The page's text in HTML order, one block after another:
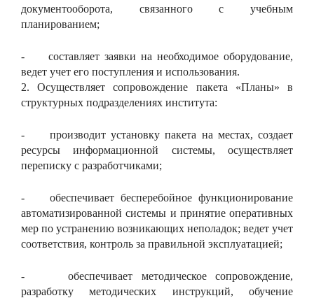
документооборота, связанного с учебным
планированием;
- составляет заявки на необходимое оборудование,
ведет учет его поступления и использования.
2. Осуществляет сопровождение пакета «Планы» в
структурных подразделениях института:
- производит установку пакета на местах, создает
ресурсы информационной системы, осуществляет
переписку с разработчиками;
- обеспечивает бесперебойное функционирование
автоматизированной системы и принятие оперативных
мер по устранению возникающих неполадок; ведет учет
соответствия, контроль за правильной эксплуатацией;
- обеспечивает методическое сопровождение,
разработку методических инструкций, обучение